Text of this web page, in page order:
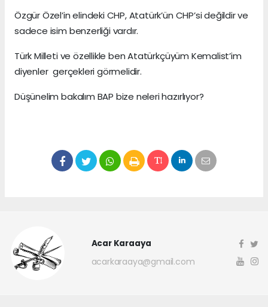
Özgür Özel’in elindeki CHP, Atatürk’ün CHP’si değildir ve
sadece isim benzerliği vardır.
Türk Milleti ve özellikle ben Atatürkçüyüm Kemalist’im
diyenler gerçekleri görmelidir.
Düşünelim bakalım BAP bize neleri hazırlıyor?
Acar Karaaya
acarkaraaya@gmail.com